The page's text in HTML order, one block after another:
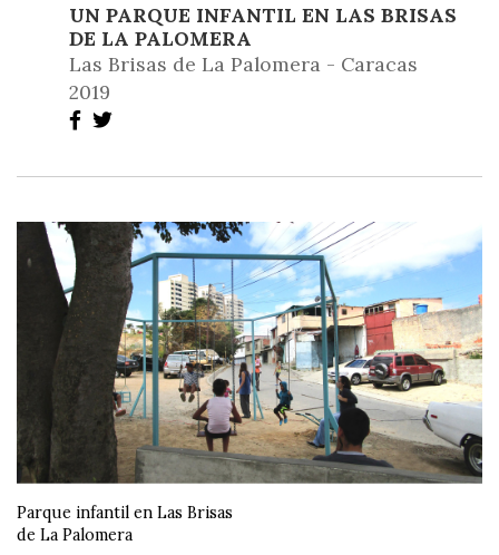
UN PARQUE INFANTIL EN LAS BRISAS
DE LA PALOMERA
Las Brisas de La Palomera - Caracas
2019
Parque infantil en Las Brisas
de La Palomera